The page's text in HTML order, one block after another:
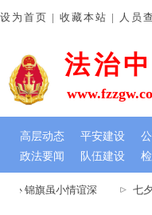
锦旗虽小情谊深 七夕
法治
政法要闻 队伍建设
设为首页 | 收藏本站 | 人员
高层动态 平安建设